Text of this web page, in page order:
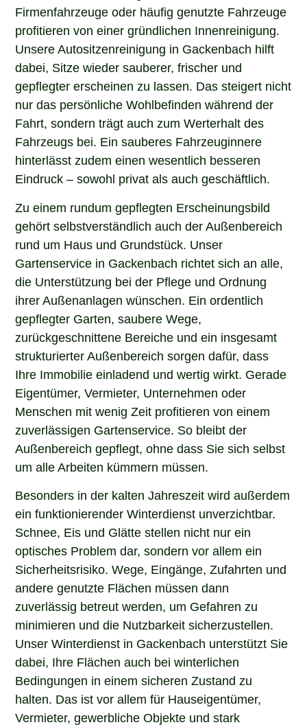
Firmenfahrzeuge oder häufig genutzte Fahrzeuge
profitieren von einer gründlichen Innenreinigung.
Unsere Autositzenreinigung in Gackenbach hilft
dabei, Sitze wieder sauberer, frischer und
gepflegter erscheinen zu lassen. Das steigert nicht
nur das persönliche Wohlbefinden während der
Fahrt, sondern trägt auch zum Werterhalt des
Fahrzeugs bei. Ein sauberes Fahrzeuginnere
hinterlässt zudem einen wesentlich besseren
Eindruck – sowohl privat als auch geschäftlich.
Zu einem rundum gepflegten Erscheinungsbild
gehört selbstverständlich auch der Außenbereich
rund um Haus und Grundstück. Unser
Gartenservice in Gackenbach richtet sich an alle,
die Unterstützung bei der Pflege und Ordnung
ihrer Außenanlagen wünschen. Ein ordentlich
gepflegter Garten, saubere Wege,
zurückgeschnittene Bereiche und ein insgesamt
strukturierter Außenbereich sorgen dafür, dass
Ihre Immobilie einladend und wertig wirkt. Gerade
Eigentümer, Vermieter, Unternehmen oder
Menschen mit wenig Zeit profitieren von einem
zuverlässigen Gartenservice. So bleibt der
Außenbereich gepflegt, ohne dass Sie sich selbst
um alle Arbeiten kümmern müssen.
Besonders in der kalten Jahreszeit wird außerdem
ein funktionierender Winterdienst unverzichtbar.
Schnee, Eis und Glätte stellen nicht nur ein
optisches Problem dar, sondern vor allem ein
Sicherheitsrisiko. Wege, Eingänge, Zufahrten und
andere genutzte Flächen müssen dann
zuverlässig betreut werden, um Gefahren zu
minimieren und die Nutzbarkeit sicherzustellen.
Unser Winterdienst in Gackenbach unterstützt Sie
dabei, Ihre Flächen auch bei winterlichen
Bedingungen in einem sicheren Zustand zu
halten. Das ist vor allem für Hauseigentümer,
Vermieter, gewerbliche Objekte und stark